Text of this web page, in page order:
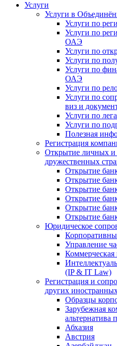
Услуги
Услуги в
Услуги по
Услуги по
ОАЭ
Услуги по
Услуги по
Услуги по
ОАЭ
Услуги по
Услуги по
виз и
Услуги по
Услуги по
Полезная
Регистрация
Открытие личных и
дружественных
Открытие
Открытие
Открытие
Открытие
Открытие
Открытие
Юридическое
Управление
Коммерческая
(IP & IT Law)
Регистрация и
других
Образцы
Зарубежная
альтернатива
Абхазия
Австрия